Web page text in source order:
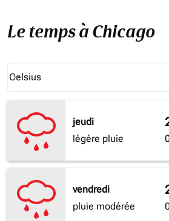
Le temps à Chicago
Celsius
keyboard_arrow_down
jeudi
légère pluie
vendredi
pluie modérée